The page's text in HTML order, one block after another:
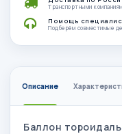
Транспортными
Помощь
Подберём совместимые
Описание
Баллон